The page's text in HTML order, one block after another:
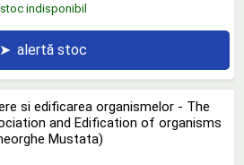
stoc indisponibil
➤ alertă stoc